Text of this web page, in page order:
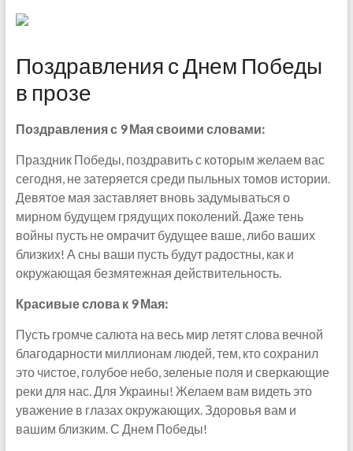
Поздравления с Днем Победы
в прозе
Поздравления с 9 Мая своими словами:
Праздник Победы, поздравить с которым желаем вас
сегодня, не затеряется среди пыльных томов истории.
Девятое мая заставляет вновь задумываться о
мирном будущем грядущих поколений. Даже тень
войны пусть не омрачит будущее ваше, либо ваших
близких! А сны ваши пусть будут радостны, как и
окружающая безмятежная действительность.
Красивые слова к 9 Мая:
Пусть громче салюта на весь мир летят слова вечной
благодарности миллионам людей, тем, кто сохранил
это чистое, голубое небо, зеленые поля и сверкающие
реки для нас. Для Украины! Желаем вам видеть это
уважение в глазах окружающих. Здоровья вам и
вашим близким. С Днем Победы!